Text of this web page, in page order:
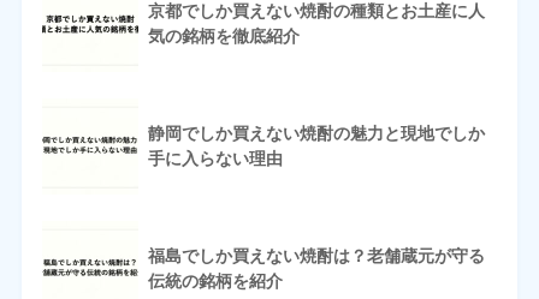
京都でしか買えない焼酎の種類とお土産に人
気の銘柄を徹底紹介
静岡でしか買えない焼酎の魅力と現地でしか
手に入らない理由
福島でしか買えない焼酎は？老舗蔵元が守る
伝統の銘柄を紹介